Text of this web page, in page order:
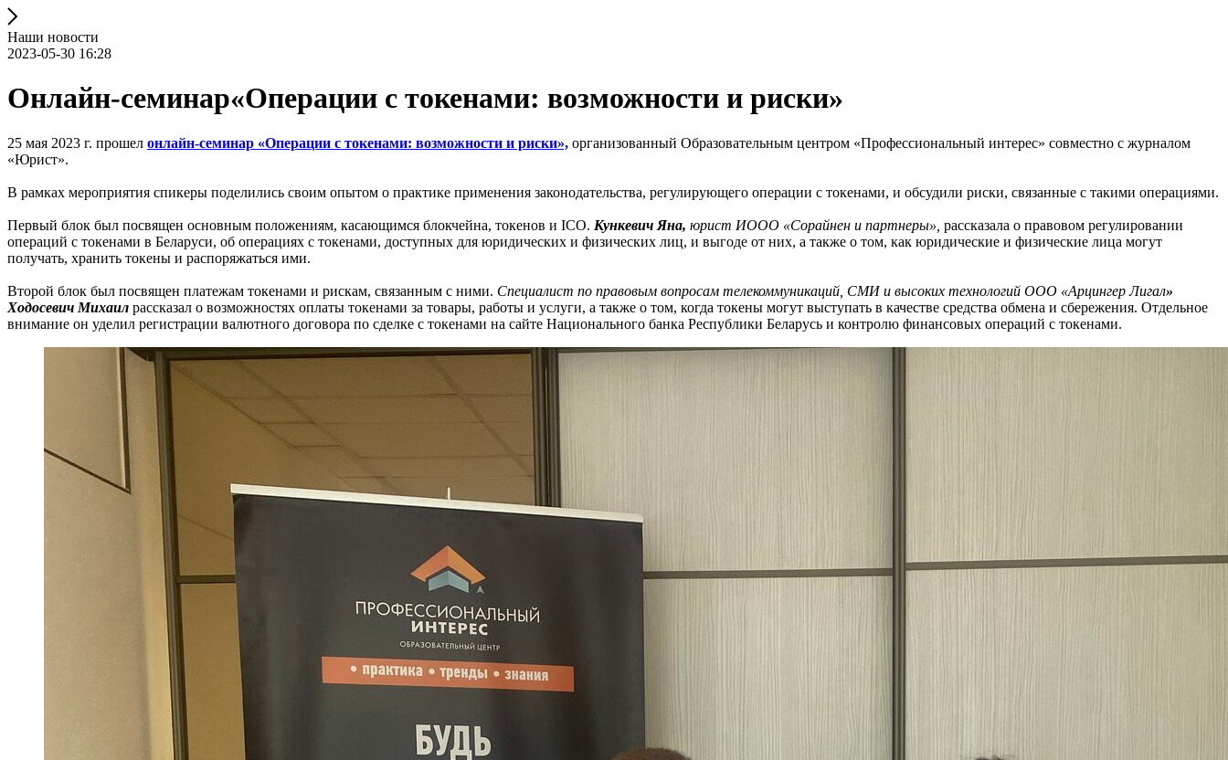
Наши новости
2023-05-30 16:28
Онлайн-семинар«Операции с токенами: возможности и риски»
25 мая 2023 г. прошел онлайн-семинар «Операции с токенами: возможности и риски», организованный Образовательным центром «Профессиональный интерес» совместно с журналом
«Юрист».
В рамках мероприятия спикеры поделились своим опытом о практике применения законодательства, регулирующего операции с токенами, и обсудили риски, связанные с такими операциями.
Первый блок был посвящен основным положениям, касающимся блокчейна, токенов и ICO. Кункевич Яна, юрист ИООО «Сорайнен и партнеры», рассказала о правовом регулировании
операций с токенами в Беларуси, об операциях с токенами, доступных для юридических и физических лиц, и выгоде от них, а также о том, как юридические и физические лица могут
получать, хранить токены и распоряжаться ими.
Второй блок был посвящен платежам токенами и рискам, связанным с ними. Специалист по правовым вопросам телекоммуникаций, СМИ и высоких технологий ООО «Арцингер Лигал»
Ходосевич Михаил рассказал о возможностях оплаты токенами за товары, работы и услуги, а также о том, когда токены могут выступать в качестве средства обмена и сбережения. Отдельное
внимание он уделил регистрации валютного договора по сделке с токенами на сайте Национального банка Республики Беларусь и контролю финансовых операций с токенами.